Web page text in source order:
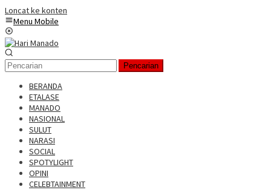
Loncat ke konten
Menu Mobile
Pencarian
BERANDA
ETALASE
MANADO
NASIONAL
SULUT
NARASI
SOCIAL
SPOTYLIGHT
OPINI
CELEBTAINMENT